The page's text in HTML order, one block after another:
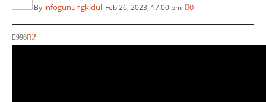
By infogunungkidul Feb 26, 2023, 17:00 pm 0
996 2